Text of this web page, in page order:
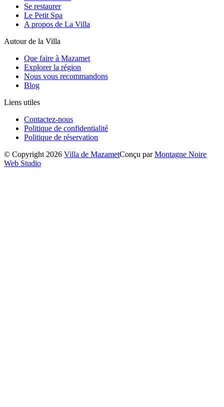
Se restaurer
Le Petit Spa
A propos de La Villa
Autour de la Villa
Que faire à Mazamet
Explorer la région
Nous vous recommandons
Blog
Liens utiles
Contactez-nous
Politique de confidentialité
Politique de réservation
© Copyright 2026 Villa de MazametConçu parMontagne Noire
Web Studio